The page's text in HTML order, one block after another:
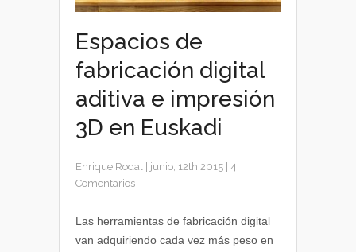
Espacios de
fabricación digital
aditiva e impresión
3D en Euskadi
Enrique Rodal junio, 12th 2015 4
Comentarios
Las herramientas de fabricación digital
van adquiriendo cada vez más peso en